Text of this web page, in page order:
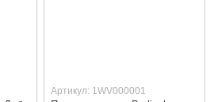
Артикул: 1WV000001